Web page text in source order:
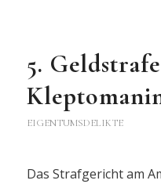
5.
EIGENTUMSDELIKTE
Das Strafgericht am